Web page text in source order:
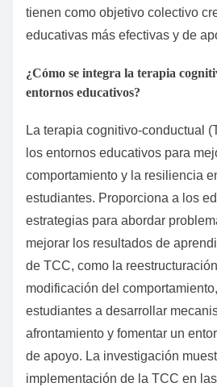
tienen como objetivo colectivo
educativas más efectivas y de
¿Cómo se integra la terapia
entornos educativos?
La terapia cognitivo-conductual
los entornos educativos para
comportamiento y la resiliencia
estudiantes. Proporciona a los
estrategias para abordar
mejorar los resultados de
de TCC, como la
modificación del
estudiantes a desarrollar
afrontamiento y fomentar un
de apoyo. La investigación
implementación de la TCC en